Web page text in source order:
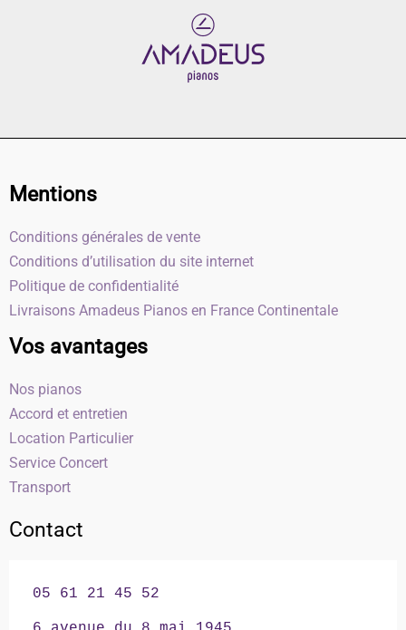
Mentions
Conditions générales de vente
Conditions d’utilisation du site internet
Politique de confidentialité
Livraisons Amadeus Pianos en France Continentale
Vos avantages
Nos pianos
Accord et entretien
Location Particulier
Service Concert
Transport
Contact
05 61 21 45 52